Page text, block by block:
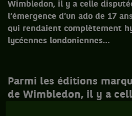
Wimbledon, il y a celle
l’émergence d’un ado de 17
qui rendaient complètement
lycéennes londoniennes…
Parmi les éditions
de Wimbledon, il y a